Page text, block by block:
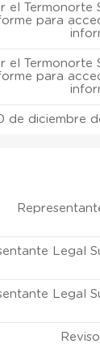
el Termonorte
para
el Termonorte
para
de diciembre
Legal
Legal